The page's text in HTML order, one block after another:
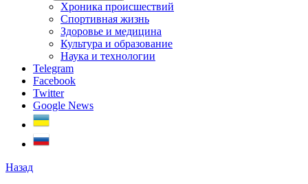
Хроника происшествий
Спортивная жизнь
Здоровье и медицина
Культура и образование
Наука и технологии
Telegram
Facebook
Twitter
Google News
Назад